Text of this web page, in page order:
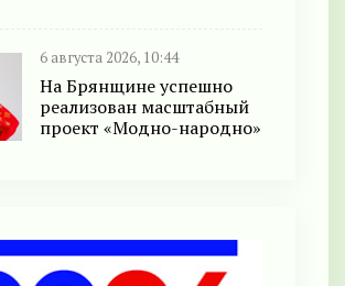
6 августа 2026, 10:44
На Брянщине успешно
реализован масштабный
проект «Модно-народно»